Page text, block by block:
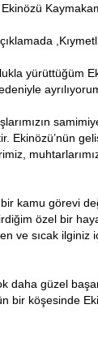
yürüttüğüm
Ekinözü’nün
kamu görevi
özel bir
ve sıcak ilginiz
daha güzel
bir köşesinde